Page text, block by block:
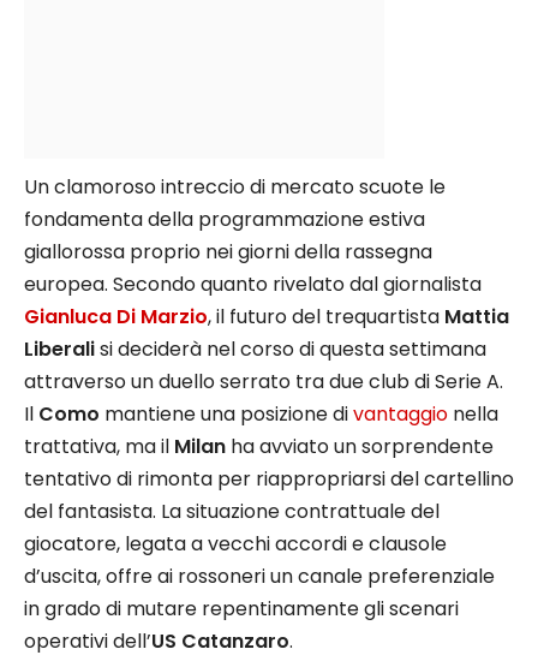
Un clamoroso intreccio di mercato scuote le
fondamenta della programmazione estiva
giallorossa proprio nei giorni della rassegna
europea. Secondo quanto rivelato dal giornalista
Gianluca Di Marzio, il futuro del trequartista Mattia
Liberalisi deciderà nel corso di questa settimana
attraverso un duello serrato tra due club di Serie A.
Il Como mantiene una posizione divantaggio nella
trattativa, ma il Milan ha avviato un sorprendente
tentativo di rimonta per riappropriarsi del cartellino
del fantasista. La situazione contrattuale del
giocatore, legata a vecchi accordi e clausole
d’uscita, offre ai rossoneri un canale preferenziale
in grado di mutare repentinamente gli scenari
operativi dell’US Catanzaro.